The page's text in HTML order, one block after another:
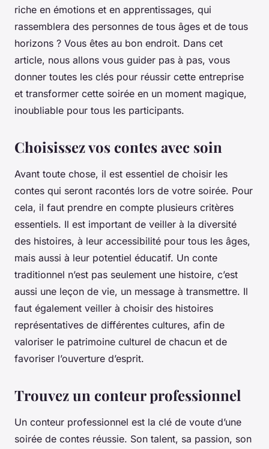
riche en émotions et en apprentissages, qui
rassemblera des personnes de tous âges et de tous
horizons ? Vous êtes au bon endroit. Dans cet
article, nous allons vous guider pas à pas, vous
donner toutes les clés pour réussir cette entreprise
et transformer cette soirée en un moment magique,
inoubliable pour tous les participants.
Choisissez vos contes avec soin
Avant toute chose, il est essentiel de choisir les
contes qui seront racontés lors de votre soirée. Pour
cela, il faut prendre en compte plusieurs critères
essentiels. Il est important de veiller à la diversité
des histoires, à leur accessibilité pour tous les âges,
mais aussi à leur potentiel éducatif. Un conte
traditionnel n’est pas seulement une histoire, c’est
aussi une leçon de vie, un message à transmettre. Il
faut également veiller à choisir des histoires
représentatives de différentes cultures, afin de
valoriser le patrimoine culturel de chacun et de
favoriser l’ouverture d’esprit.
Trouvez un conteur professionnel
Un conteur professionnel est la clé de voute d’une
soirée de contes réussie. Son talent, sa passion, son